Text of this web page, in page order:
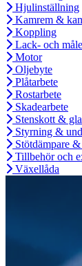
Hjulinställning
Kamrem &
Koppling
Lack- och
Motor
Oljebyte
Plåtarbete
Rostarbete
Skadearbete
Stenskott &
Styrning &
Stötdämpare
Tillbehör och
Växellåda